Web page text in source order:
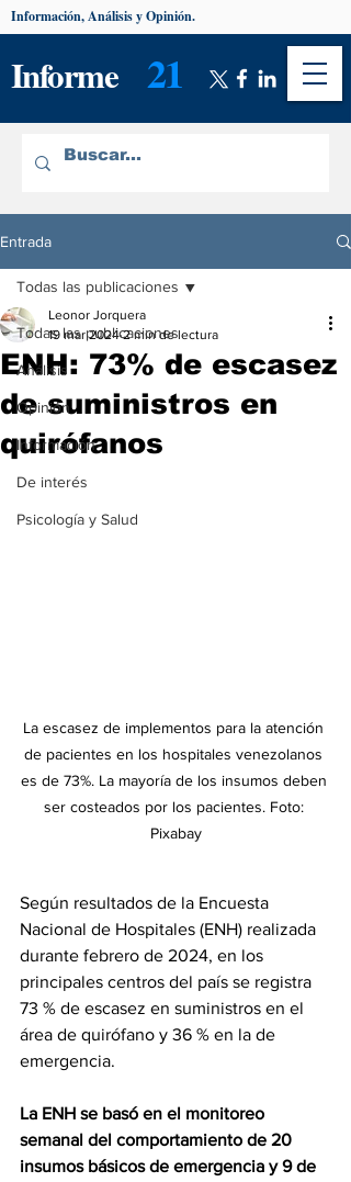
Informe 21
Información, Análisis y Opinión.
Entrada
Todas las publicaciones
Análisis
Opinión
Información
De interés
Psicología y Salud
Todas las publicaciones
ENH: 73% de escasez
de suministros en
quirófanos
Leonor Jorquera
19 mar 2024 2 min de lectura
La escasez de implementos para la atención
de pacientes en los hospitales venezolanos
es de 73%. La mayoría de los insumos deben
ser costeados por los pacientes. Foto:
Pixabay
Según resultados de la Encuesta
Nacional de Hospitales (ENH) realizada
durante febrero de 2024, en los
principales centros del país se registra
73 % de escasez en suministros en el
área de quirófano y 36 % en la de
emergencia.
La ENH se basó en el monitoreo
semanal del comportamiento de 20
insumos básicos de emergencia y 9 de